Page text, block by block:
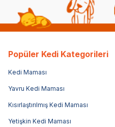
Popüler Kedi Kategorileri
Kedi Maması
Yavru Kedi Maması
Kısırlaştırılmış Kedi Maması
Yetişkin Kedi Maması